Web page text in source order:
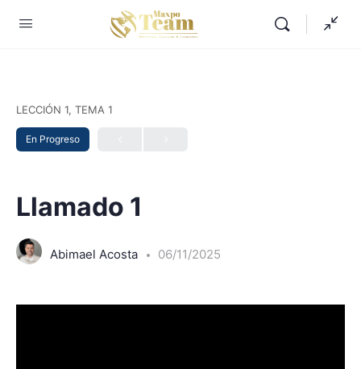
LECCIÓN 1, TEMA 1
En Progreso
Llamado 1
Abimael Acosta 06/11/2025